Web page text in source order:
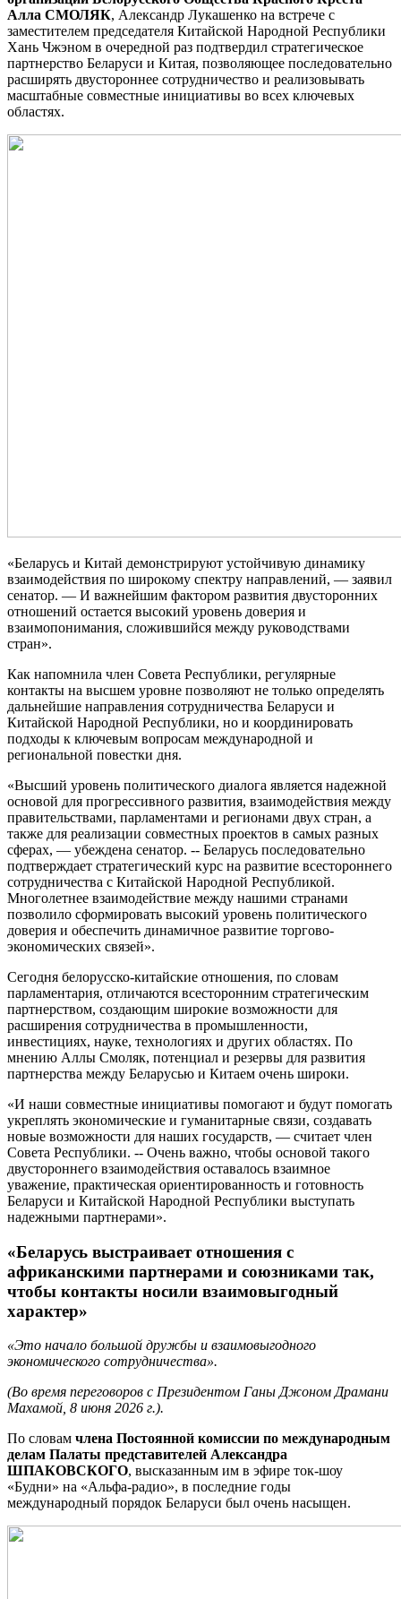
Алла СМОЛЯК, Александр Лукашенко на встрече с
заместителем председателя Китайской Народной Республики
Хань Чжэном в очередной раз подтвердил стратегическое
партнерство Беларуси и Китая, позволяющее последовательно
расширять двустороннее сотрудничество и реализовывать
масштабные совместные инициативы во всех ключевых
областях.
«Беларусь и Китай демонстрируют устойчивую динамику
взаимодействия по широкому спектру направлений, — заявил
сенатор. — И важнейшим фактором развития двусторонних
отношений остается высокий уровень доверия и
взаимопонимания, сложившийся между руководствами
стран».
Как напомнила член Совета Республики, регулярные
контакты на высшем уровне позволяют не только определять
дальнейшие направления сотрудничества Беларуси и
Китайской Народной Республики, но и координировать
подходы к ключевым вопросам международной и
региональной повестки дня.
«Высший уровень политического диалога является надежной
основой для прогрессивного развития, взаимодействия между
правительствами, парламентами и регионами двух стран, а
также для реализации совместных проектов в самых разных
сферах, — убеждена сенатор. -- Беларусь последовательно
подтверждает стратегический курс на развитие всестороннего
сотрудничества с Китайской Народной Республикой.
Многолетнее взаимодействие между нашими странами
позволило сформировать высокий уровень политического
доверия и обеспечить динамичное развитие торгово-
экономических связей».
Сегодня белорусско-китайские отношения, по словам
парламентария, отличаются всесторонним стратегическим
партнерством, создающим широкие возможности для
расширения сотрудничества в промышленности,
инвестициях, науке, технологиях и других областях. По
мнению Аллы Смоляк, потенциал и резервы для развития
партнерства между Беларусью и Китаем очень широки.
«И наши совместные инициативы помогают и будут помогать
укреплять экономические и гуманитарные связи, создавать
новые возможности для наших государств, — считает член
Совета Республики. -- Очень важно, чтобы основой такого
двустороннего взаимодействия оставалось взаимное
уважение, практическая ориентированность и готовность
Беларуси и Китайской Народной Республики выступать
надежными партнерами».
«Беларусь выстраивает отношения с
африканскими партнерами и союзниками так,
чтобы контакты носили взаимовыгодный
характер»
«Это начало большой дружбы и взаимовыгодного
экономического сотрудничества».
(Во время переговоров с Президентом Ганы Джоном Драмани
Махамой, 8 июня 2026 г.).
По словам члена Постоянной комиссии по международным
делам Палаты представителей Александра
ШПАКОВСКОГО, высказанным им в эфире ток-шоу
«Будни» на «Альфа-радио», в последние годы
международный порядок Беларуси был очень насыщен.